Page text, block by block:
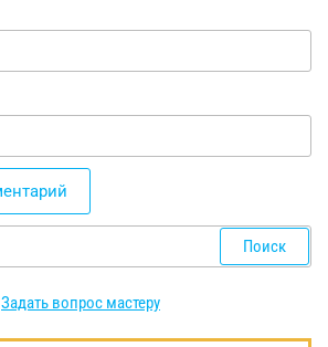
Задать вопрос мастеру